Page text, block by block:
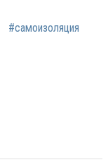
#самоизоляция